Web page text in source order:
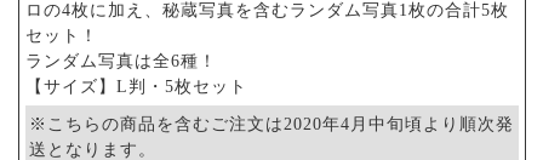
ロの4枚に加え、秘蔵写真を含むランダム写真1枚の合計5枚
セット！
ランダム写真は全6種！
【サイズ】L判・5枚セット
※こちらの商品を含むご注文は2020年4月中旬頃より順次発
送となります。